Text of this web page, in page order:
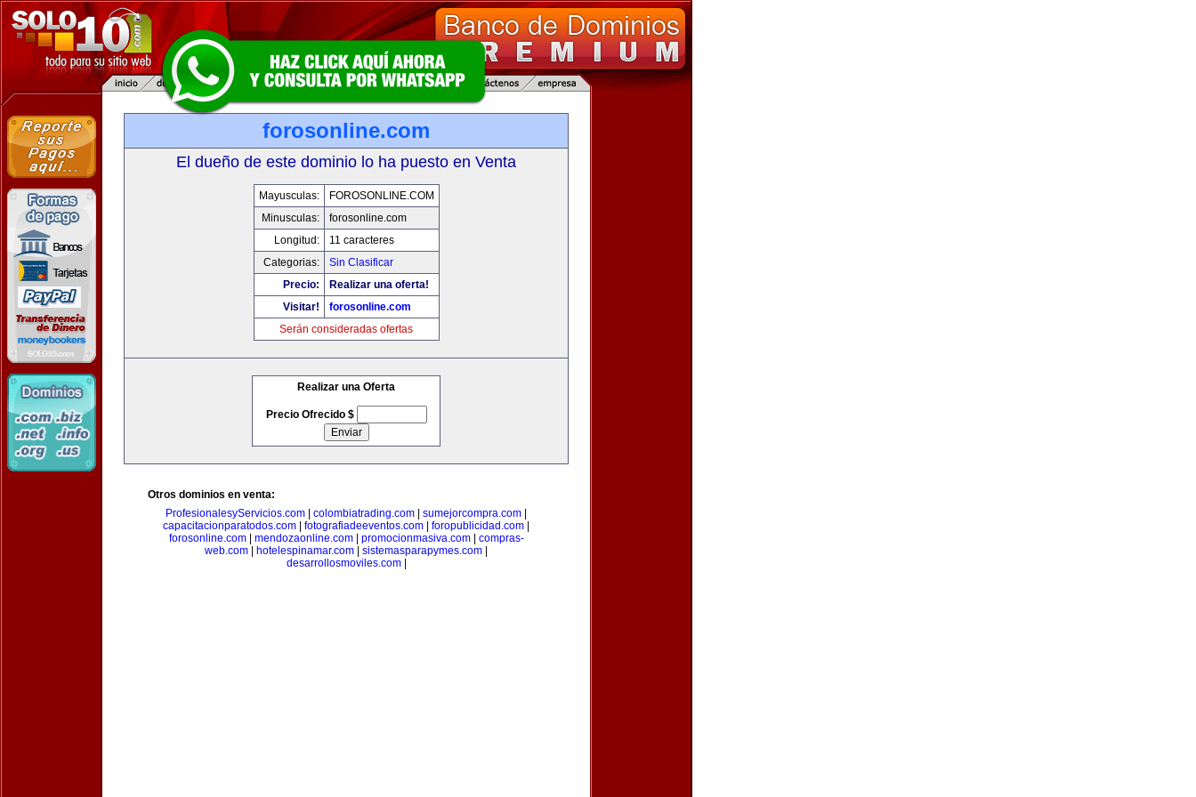
forosonline.com
El dueño de este dominio lo ha puesto en Venta
Mayusculas:
FOROSONLINE.COM
Minusculas:
forosonline.com
Longitud:
11 caracteres
Categorias:
Sin Clasificar
Precio:
Realizar una oferta!
Visitar!
forosonline.com
Serán consideradas ofertas
Realizar una Oferta
Precio Ofrecido $
Otros dominios en venta:
ProfesionalesyServicios.com
colombiatrading.com sumejorcompra.com
capacitacionparatodos.com
fotografiadeeventos.com foropublicidad.com
forosonline.com| mendozaonline.com| promocionmasiva.com| compras-
web.com
hotelespinamar.com sistemasparapymes.com
desarrollosmoviles.com|